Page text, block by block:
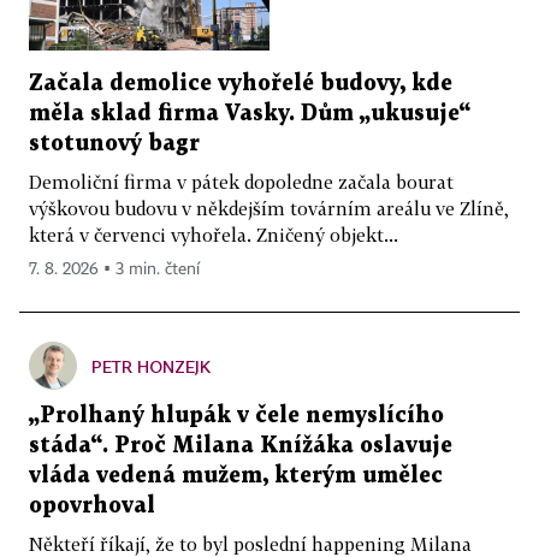
Začala demolice vyhořelé budovy, kde
měla sklad firma Vasky. Dům „ukusuje“
stotunový bagr
Demoliční firma v pátek dopoledne začala bourat
výškovou budovu v někdejším továrním areálu ve Zlíně,
která v červenci vyhořela. Zničený objekt...
7. 8. 2026 ▪ 3 min. čtení
PETR HONZEJK
„Prolhaný hlupák v čele nemyslícího
stáda“. Proč Milana Knížáka oslavuje
vláda vedená mužem, kterým umělec
opovrhoval
Někteří říkají, že to byl poslední happening Milana